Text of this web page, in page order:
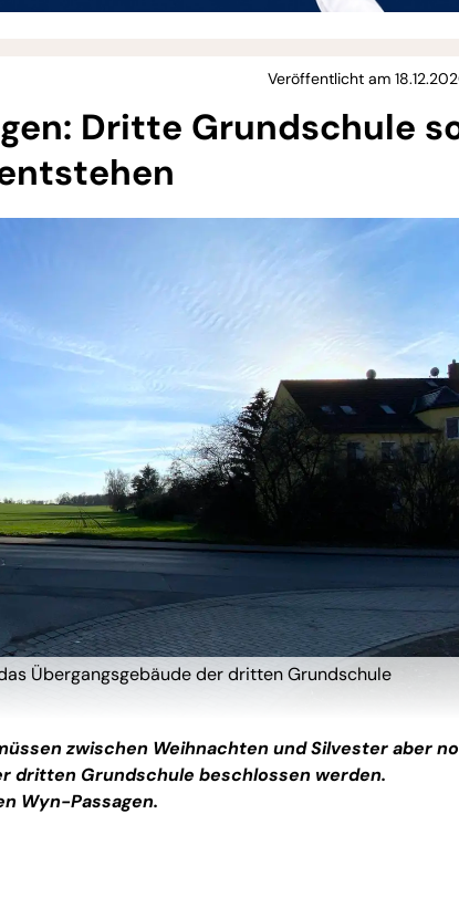
Veröffentlicht am
Dritte Grundschule
Übergangsgebäude der dritten Grundschule
zwischen Weihnachten und Silvester aber
dritten Grundschule beschlossen werden.
Wyn-Passagen.